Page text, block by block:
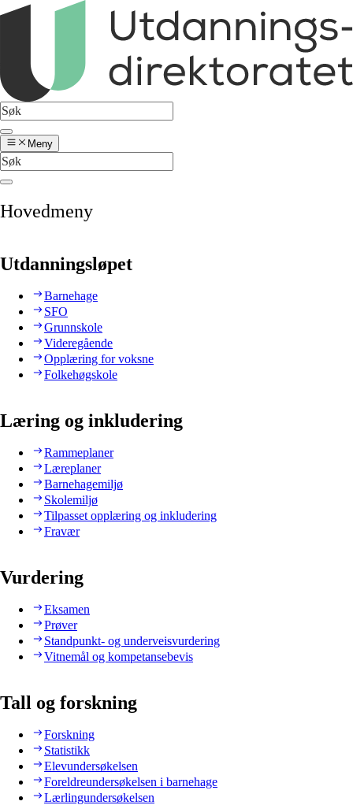
Meny
Hovedmeny
Utdanningsløpet
Barnehage
SFO
Grunnskole
Videregående
Opplæring for voksne
Folkehøgskole
Læring og inkludering
Rammeplaner
Læreplaner
Barnehagemiljø
Skolemiljø
Tilpasset opplæring og inkludering
Fravær
Vurdering
Eksamen
Prøver
Standpunkt- og underveisvurdering
Vitnemål og kompetansebevis
Tall og forskning
Forskning
Statistikk
Elevundersøkelsen
Foreldreundersøkelsen i barnehage
Lærlingundersøkelsen